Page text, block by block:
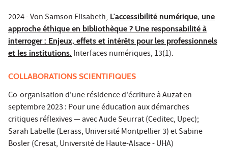
2024 - Von Samson Elisabeth, L'accessibilité numérique, une
approche éthique en bibliothèque ? Une responsabilité à
interroger : Enjeux, effets et intérêts pour les professionnels
et les institutions. Interfaces numériques, 13(1).
COLLABORATIONS SCIENTIFIQUES
Co-organisation d'une résidence d'écriture à Auzat en
septembre 2023 : Pour une éducation aux démarches
critiques réflexives — avec Aude Seurrat (Ceditec, Upec);
Sarah Labelle (Lerass, Université Montpellier 3) et Sabine
Bosler (Cresat, Université de Haute-Alsace - UHA)